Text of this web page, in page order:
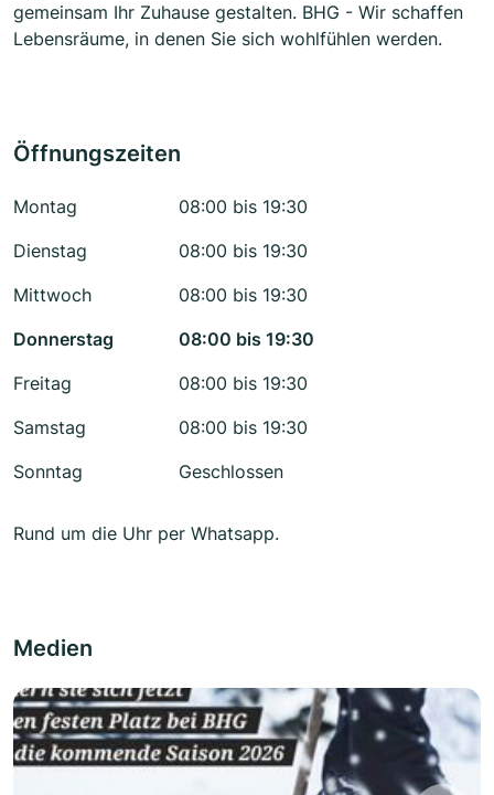
gemeinsam Ihr Zuhause gestalten. BHG - Wir schaffen
Lebensräume, in denen Sie sich wohlfühlen werden.
Öffnungszeiten
Montag
08:00 bis 19:30
Dienstag
08:00 bis 19:30
Mittwoch
08:00 bis 19:30
Donnerstag
08:00 bis 19:30
Freitag
08:00 bis 19:30
Samstag
08:00 bis 19:30
Sonntag
Geschlossen
Rund um die Uhr per Whatsapp.
Medien